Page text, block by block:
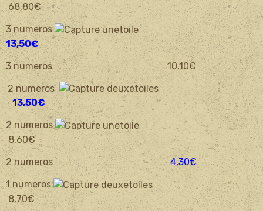
68,80€
3 numeros
13,50€
3 numeros 10,10€
2 numeros
13,50€
2 numeros
8,60€
2 numeros 4,30€
1 numeros
8,70€